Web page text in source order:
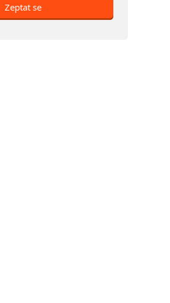
Zeptat se